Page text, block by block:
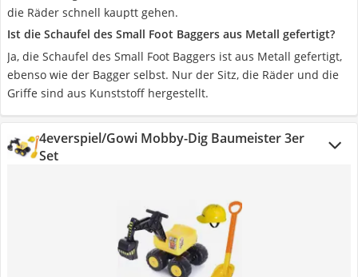
die Räder schnell kauptt gehen.
Ist die Schaufel des Small Foot Baggers aus Metall gefertigt?
Ja, die Schaufel des Small Foot Baggers ist aus Metall gefertigt,
ebenso wie der Bagger selbst. Nur der Sitz, die Räder und die
Griffe sind aus Kunststoff hergestellt.
4everspiel/Gowi Mobby-Dig Baumeister 3er
Set